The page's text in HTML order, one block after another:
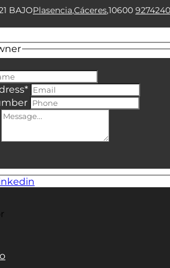
BAJOPlasencia,Cáceres,10600
*